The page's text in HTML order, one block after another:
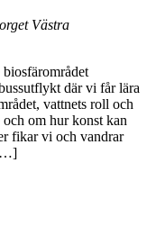
Västra
där vi får lära
vattnets roll och
om hur konst kan
fikar vi och vandrar
[…]